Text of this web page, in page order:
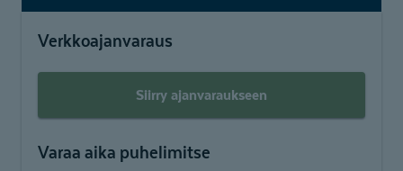
Verkkoajanvaraus
Siirry ajanvaraukseen
Varaa aika puhelimitse